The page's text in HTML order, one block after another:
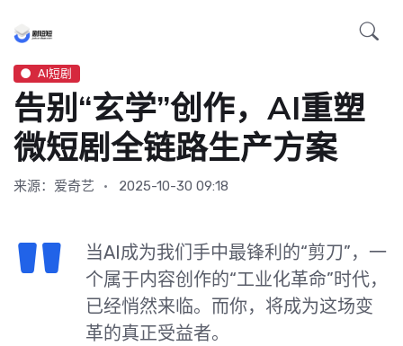
AI短剧
告别“玄学”创作，AI重塑
微短剧全链路生产方案
来源：爱奇艺 2025-10-30 09:18
当AI成为我们手中最锋利的“剪刀”，一
个属于内容创作的“工业化革命”时代，
已经悄然来临。而你，将成为这场变
革的真正受益者。